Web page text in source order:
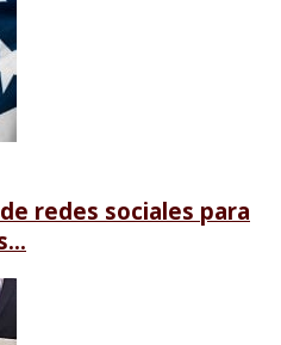
redes sociales para